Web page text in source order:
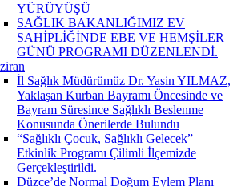
YÜRÜYÜŞÜ
SAĞLIK BAKANLIĞIMIZ EV
SAHİPLİĞİNDE EBE VE HEMŞİLER
GÜNÜ PROGRAMI DÜZENLENDİ.
İl Sağlık Müdürümüz Dr. Yasin YILMAZ,
Yaklaşan Kurban Bayramı Öncesinde ve
Bayram Süresince Sağlıklı Beslenme
Konusunda Önerilerde Bulundu
“Sağlıklı Çocuk, Sağlıklı Gelecek”
Etkinlik Programı Çilimli İlçemizde
Gerçekleştirildi.
Düzce’de Normal Doğum Eylem Planı